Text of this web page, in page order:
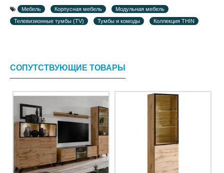
Мебель Корпусная мебель
Модульная мебель
Телевизионные тумбы (TV)
Тумбы и комоды Коллекция THIN
СОПУТСТВУЮЩИЕ ТОВАРЫ